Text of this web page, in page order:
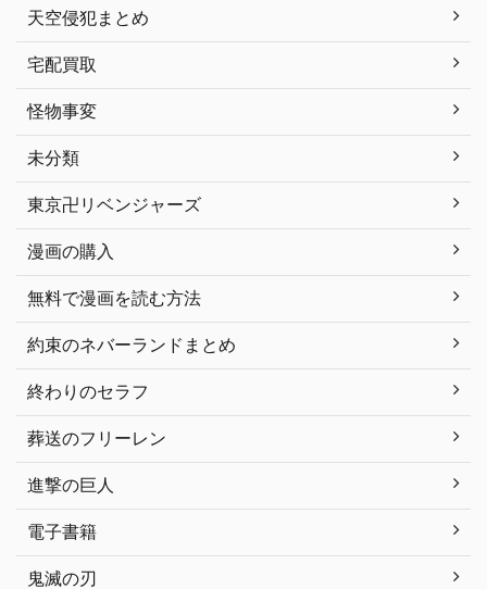
天空侵犯まとめ
宅配買取
怪物事変
未分類
東京卍リベンジャーズ
漫画の購入
無料で漫画を読む方法
約束のネバーランドまとめ
終わりのセラフ
葬送のフリーレン
進撃の巨人
電子書籍
鬼滅の刃